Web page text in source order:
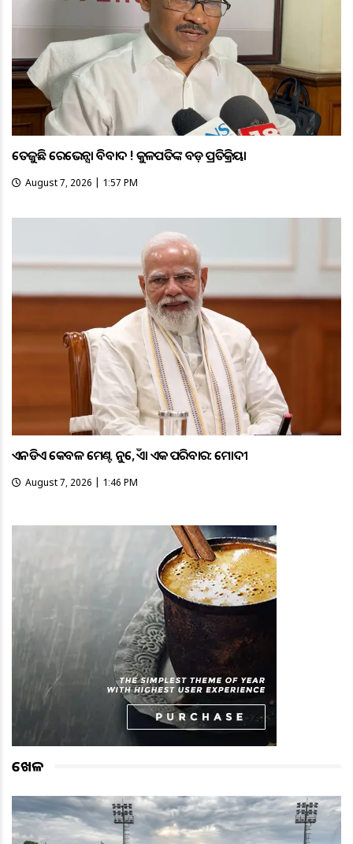
ତେଜୁଛି ରେଭେନ୍ସା ବିବାଦ ! କୁଳପତିଙ୍କ ବଡ଼ ପ୍ରତିକ୍ରିୟା
August 7, 2026 | 1:57 PM
ଏନଡିଏ କେବଳ ମେଣ୍ଟ ନୁହେଁ, ଏହା ଏକ ପରିବାର: ମୋଦୀ
August 7, 2026 | 1:46 PM
ଖେଳ